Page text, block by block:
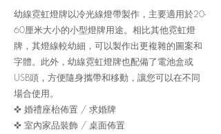
幼線霓虹燈牌​以冷光線燈帶製作， 主要適用於20-
60厘米大小的小型燈牌用途。相比其他霓虹燈
牌，其燈線較幼細，可以製作出更複雜的圖案和
字體。此外，幼線霓虹燈牌也配備了電池盒或
USB頭，方便隨身攜帶和移動，讓您可以在不同
場合使用。
✜ 婚禮座枱佈置 / 求婚牌
✜ 室內家品裝飾 / 桌面佈置